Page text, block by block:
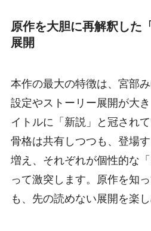
原作を大胆に再解釈した
展開
本作の最大の特徴は、宮部
設定やストーリー展開が大
イトルに「新説」と冠され
骨格は共有しつつも、登場
増え、それぞれが個性的な
って激突します。原作を知
も、先の読めない展開を楽